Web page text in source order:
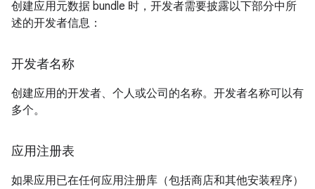
创建应用元数据 bundle 时，开发者需要披露以下部分中所
述的开发者信息：
开发者名称
创建应用的开发者、个人或公司的名称。开发者名称可以有
多个。
应用注册表
如果应用已在任何应用注册库（包括商店和其他安装程序）